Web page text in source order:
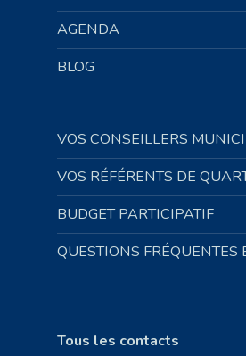
AGENDA
BLOG
VOS CONSEILLERS
VOS RÉFÉRENTS DE
BUDGET PARTICIPATIF
QUESTIONS FRÉQUENTES
Tous les contacts